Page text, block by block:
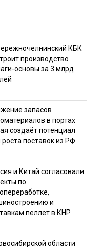
КБК
производство
основы за 3 млрд
запасов
в портах
создаёт потенциал
роста поставок из РФ
и Китай согласовали
по
и
пеллет в КНР
области